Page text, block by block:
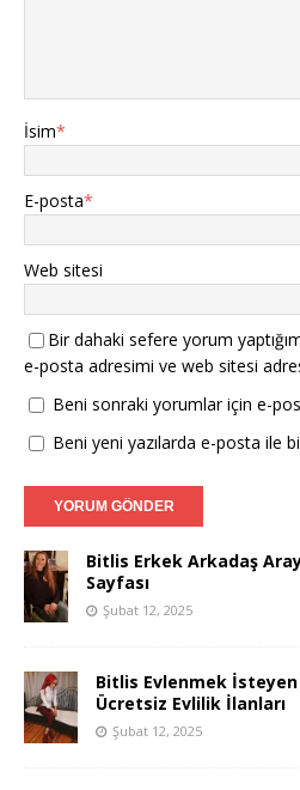
İsim*
E-posta*
Web sitesi
Bir dahaki sefere yorum
e-posta adresimi ve web sitesi
Beni sonraki yorumlar için e-
Beni yeni yazılarda e-posta ile
Bitlis Erkek Arkadaş
Sayfası
Şubat 12, 2025
Bitlis Evlenmek İsteyen
Ücretsiz Evlilik İlanları
Şubat 12, 2025